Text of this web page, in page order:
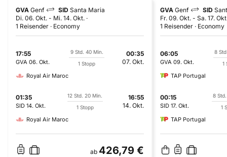
GVA Genf SID Santa Maria
Di. 06. Okt. - Mi. 14. Okt.
1 Reisender
Economy
17:55
GVA 06. Okt.
9 Std. 40 Min.
1 Stopp
00:35
07. Okt.
Royal Air Maroc
01:35
SID 14. Okt.
12 Std. 20 Min.
1 Stopp
16:55
14. Okt.
Royal Air Maroc
ab 426,79 €
GVA Genf SID
Fr. 09. Okt. - Sa. 17.
1 Reisender
Economy
06:05
GVA 09. Okt.
8
1
TAP Portugal
00:15
SID 17. Okt.
8
1
TAP Portugal